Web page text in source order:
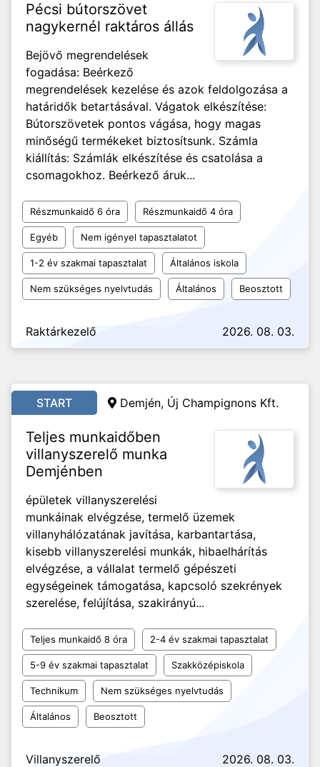
Pécsi bútorszövet
nagykernél raktáros állás
Bejövő megrendelések
fogadása: Beérkező
megrendelések kezelése és azok feldolgozása a
határidők betartásával. Vágatok elkészítése:
Bútorszövetek pontos vágása, hogy magas
minőségű termékeket biztosítsunk. Számla
kiállítás: Számlák elkészítése és csatolása a
csomagokhoz. Beérkező áruk...
Részmunkaidő 6 óra Részmunkaidő 4 óra
Egyéb Nem igényel tapasztalatot
1-2 év szakmai tapasztalat Általános iskola
Nem szükséges nyelvtudás Általános Beosztott
Raktárkezelő 2026. 08. 03.
START Demjén, Új Champignons Kft.
Teljes munkaidőben
villanyszerelő munka
Demjénben
épületek villanyszerelési
munkáinak elvégzése, termelő üzemek
villanyhálózatának javítása, karbantartása,
kisebb villanyszerelési munkák, hibaelhárítás
elvégzése, a vállalat termelő gépészeti
egységeinek támogatása, kapcsoló szekrények
szerelése, felújítása, szakirányú...
Teljes munkaidő 8 óra 2-4 év szakmai tapasztalat
5-9 év szakmai tapasztalat Szakközépiskola
Technikum Nem szükséges nyelvtudás
Általános Beosztott
Villanyszerelő 2026. 08. 03.